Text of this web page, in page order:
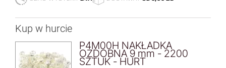
Kup w hurcie
P4M00H NAKŁADKA
OZDOBNA 9 mm - 2200
SZTUK - HURT